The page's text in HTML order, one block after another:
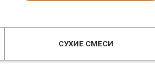
СУХИЕ СМЕСИ